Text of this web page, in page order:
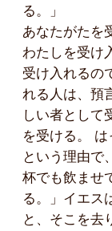
る。」
あなたがたを
わたしを受け
受け入れるの
れる人は、預
しい者として
を受ける。
という理由で
杯でも飲ませ
る。」イエス
と、そこを去